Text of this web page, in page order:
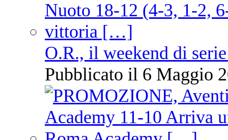
O.R., il weekend di
Pubblicato il 6 Maggio